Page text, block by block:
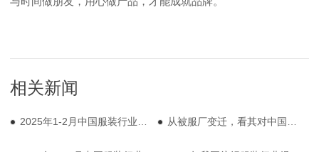
相关新闻
2025年1-2月中国服装行业经济运行简报 从被服厂变迁，看其对中国服装产业的影响